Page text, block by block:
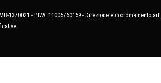
1370021 - P.IVA. 11005760159 - Direzione e coordinamento art.